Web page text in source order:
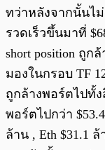
ทว่าหลังจากนั้นไ
รวดเร็วขึ้นมาที่
short position ถูก
มองในกรอบ TF
ถูกล้างพอร์ตไปทั้
พอร์ตไปกว่า
ล้าน , Eth $31.1